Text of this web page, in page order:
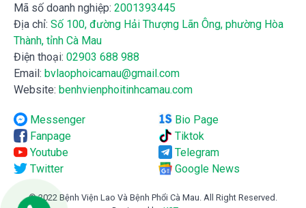
Mã số doanh nghiệp: 2001393445
Địa chỉ: Số 100, đường Hải Thượng Lãn Ông, phường Hòa
Thành, tỉnh Cà Mau
Điện thoại: 02903 688 988
Email: bvlaophoicamau@gmail.com
Website: benhvienphoitinhcamau.com
Messenger
Fanpage
Youtube
Twitter
Bio Page
Tiktok
Telegram
Google News
© 2022 Bệnh Viện Lao Và Bệnh Phổi Cà Mau. All Right Reserved.